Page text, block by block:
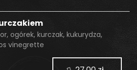
ogórek, kurczak, kukurydza,
vinegrette